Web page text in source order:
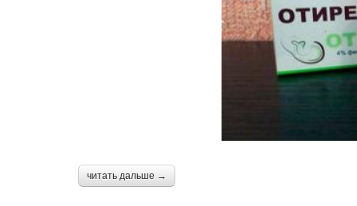
читать дальше →